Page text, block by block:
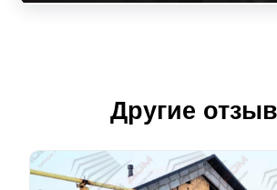
Другие